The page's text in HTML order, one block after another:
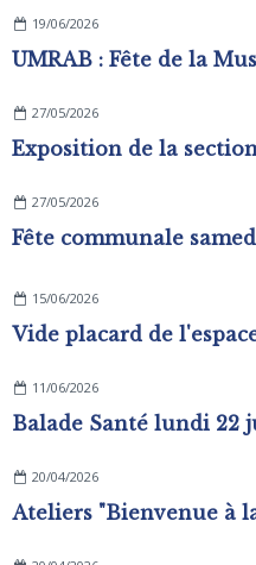
19/06/2026
UMRAB : Fête de la
27/05/2026
27/05/2026
Fête communale
15/06/2026
Vide placard de
11/06/2026
Balade Santé lundi 22
20/04/2026